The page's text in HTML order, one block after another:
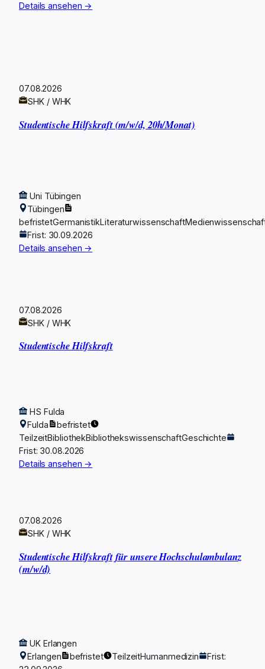
Details ansehen →
07.08.2026
SHK / WHK
Studentische Hilfskraft (m/w/d, 20h/Monat)
Uni Tübingen
Tübingen
befristetGermanistikLiteraturwissenschaft
Frist: 30.09.2026
Details ansehen →
07.08.2026
SHK / WHK
Studentische Hilfskraft
HS Fulda
Fulda
befristet
TeilzeitBibliothekBibliothekswissenschaftGeschichte
Frist: 30.08.2026
Details ansehen →
07.08.2026
SHK / WHK
Studentische Hilfskraft für unsere Hochschulambulanz
(m/w/d)
UK Erlangen
Erlangen
befristet TeilzeitHumanmedizin
Frist: